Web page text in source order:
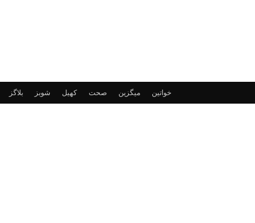
بلاگز شوبز کھیل صحت میگزین خواتین